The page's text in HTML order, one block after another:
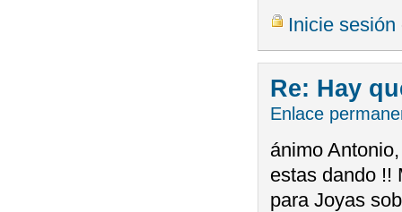
Inicie sesión
Re: Hay
Enlace
ánimo
estas dando !!
para Joyas